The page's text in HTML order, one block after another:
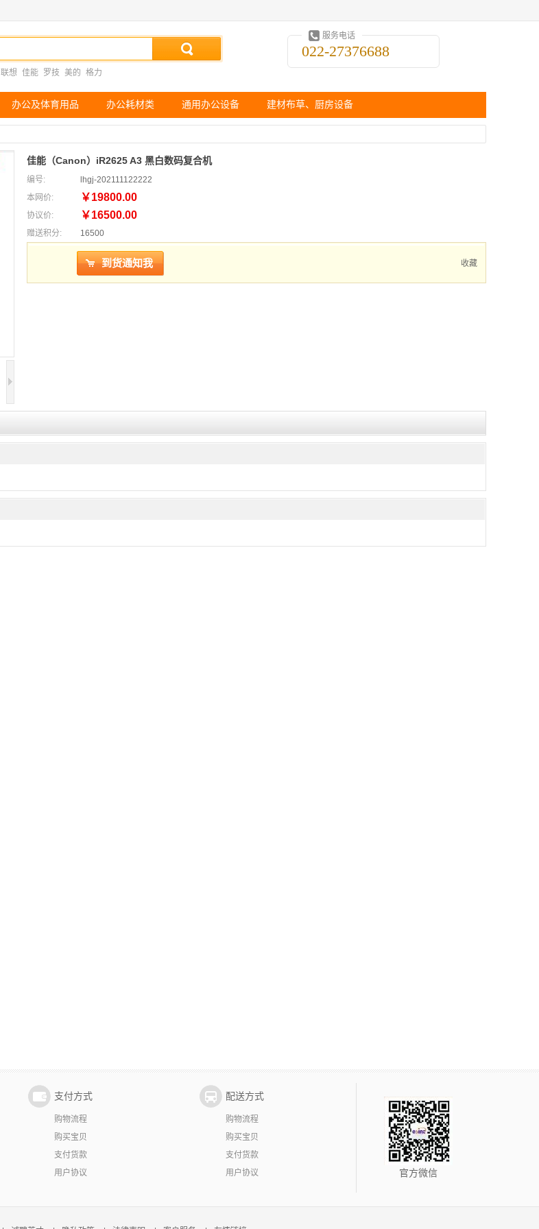
联想 佳能 罗技 美的 格力
服务电话
022-27376688
办公及体育用品 办公耗材类 通用办公设备 建材布草、厨房设备
佳能（Canon）iR2625 A3 黑白数码复合机
编号:
lhgj-202111122222
本网价:
￥19800.00
协议价: ￥16500.00
赠送积分: 16500
收藏
支付方式
购物流程
购买宝贝
支付货款
用户协议
配送方式
购物流程
购买宝贝
支付货款
用户协议
官方微信